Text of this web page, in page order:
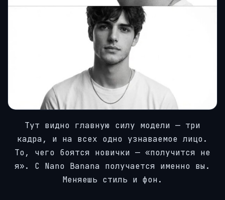
Тут видно главную силу модели — три
кадра, и на всех одно узнаваемое лицо.
То, чего боятся новички — «получится не
я». С Nano Banana получается именно вы.
Меняешь стиль и фон.